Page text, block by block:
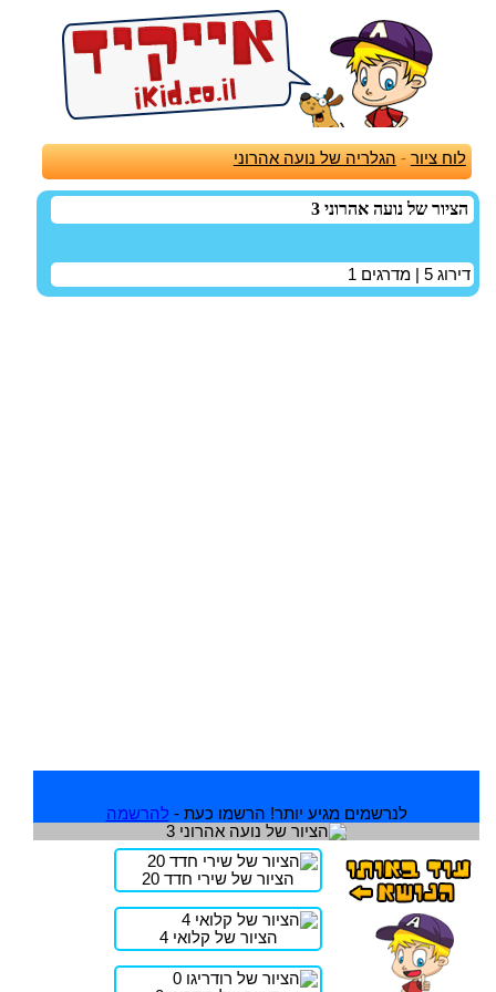
לוח ציור - הגלריה של נועה אהרוני
הציור של נועה אהרוני 3
דירוג 5 | מדרגים 1
לנרשמים מגיע יותר! הרשמו כעת - להרשמה
הציור של שירי חדד 20
הציור של קלואי 4